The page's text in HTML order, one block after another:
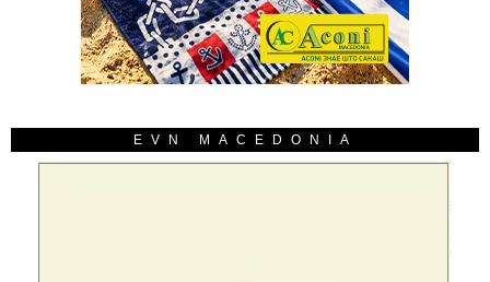
EVN MACEDONIA